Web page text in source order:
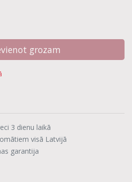
grozam
3 dienu laikā
visā Latvijā
garantija